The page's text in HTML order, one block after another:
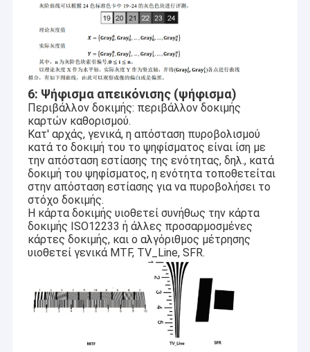
6: Ψήφισμα απεικόνισης (ψήφισμα)
Περιβάλλον δοκιμής: περιβάλλον δοκιμής
καρτών καθορισμού.
Κατ' αρχάς, γενικά, η απόσταση πυροβολισμού
κατά το δοκιμή του το ψηφίσματος είναι ίση με
την απόσταση εστίασης της ενότητας, δηλ., κατά
δοκιμή του ψηφίσματος, η ενότητα τοποθετείται
στην απόσταση εστίασης για να πυροβολήσει το
στόχο δοκιμής.
Η κάρτα δοκιμής υιοθετεί συνήθως την κάρτα
δοκιμής ISO12233 ή άλλες προσαρμοσμένες
κάρτες δοκιμής, και ο αλγόριθμος μέτρησης
υιοθετεί γενικά MTF, TV_Line, SFR.